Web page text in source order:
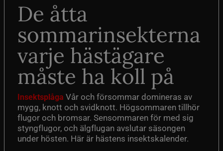
De åtta
sommarinsekterna
varje hästägare
måste ha koll på
Insektsplåga Vår och försommar domineras av
mygg, knott och svidknott. Högsommaren tillhör
flugor och bromsar. Sensommaren för med sig
styngflugor, och älgflugan avslutar säsongen
under hösten. Här är hästens insektskalender.